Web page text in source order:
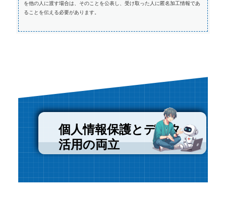
を他の人に渡す場合は、そのことを公表し、受け取った人に匿名加工情報であ
ることを伝える必要があります。
個人情報保護とデータ
活用の両立